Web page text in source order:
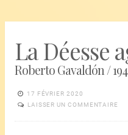
La Déesse
Roberto Gavaldón /
17 FÉVRIER 2020
LAISSER UN COMMENTAIRE